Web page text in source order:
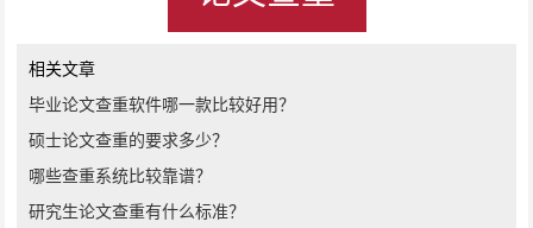
相关文章
毕业论文查重软件哪一款比较好用？
硕士论文查重的要求多少？
哪些查重系统比较靠谱？
研究生论文查重有什么标准？